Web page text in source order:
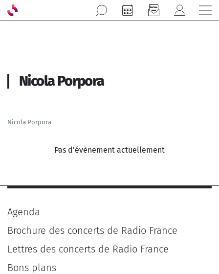
Aller au contenu principal
Nicola Porpora
Nicola Porpora
Pas d'évènement actuellement
Agenda
Brochure des concerts de Radio France
Lettres des concerts de Radio France
Bons plans